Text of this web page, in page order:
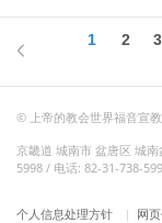
1 2 3
© 上帝的教会世界福音宣
京畿道 城南市 盆唐区 城
5998 / 电话: 82-31-738-
个人信息处理方针 网